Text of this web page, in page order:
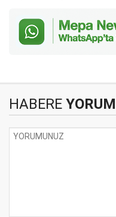
HABERE